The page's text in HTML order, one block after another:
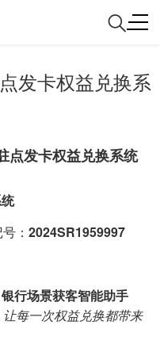
发卡权益兑换系
点发卡权益兑换系统
： 2024SR1959997
行场景获客智能助手
每一次权益兑换都带来